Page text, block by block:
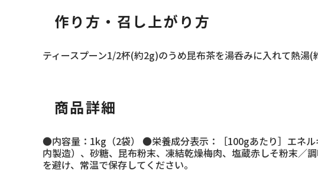
作り方・召し上がり方
ティースプーン1/2杯(約2g)のうめ昆布茶を湯呑みに入れて熱湯(
商品詳細
●内容量：1kg（2袋） ●栄養成分表示：［100gあたり］エネ
内製造）、砂糖、昆布粉末、凍結乾燥梅肉、塩蔵赤しそ粉末
を避け、常温で保存してください。